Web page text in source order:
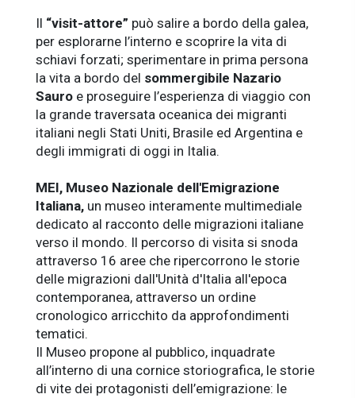
Il “visit-attore” può salire a bordo della galea,
per esplorarne l’interno e scoprire la vita di
schiavi forzati; sperimentare in prima persona
la vita a bordo del sommergibile Nazario
Sauro e proseguire l’esperienza di viaggio con
la grande traversata oceanica dei migranti
italiani negli Stati Uniti, Brasile ed Argentina e
degli immigrati di oggi in Italia.
MEI, Museo Nazionale dell'Emigrazione
Italiana, un museo interamente multimediale
dedicato al racconto delle migrazioni italiane
verso il mondo. Il percorso di visita si snoda
attraverso 16 aree che ripercorrono le storie
delle migrazioni dall'Unità d'Italia all'epoca
contemporanea, attraverso un ordine
cronologico arricchito da approfondimenti
tematici.
Il Museo propone al pubblico, inquadrate
all’interno di una cornice storiografica, le storie
di vite dei protagonisti dell’emigrazione: le